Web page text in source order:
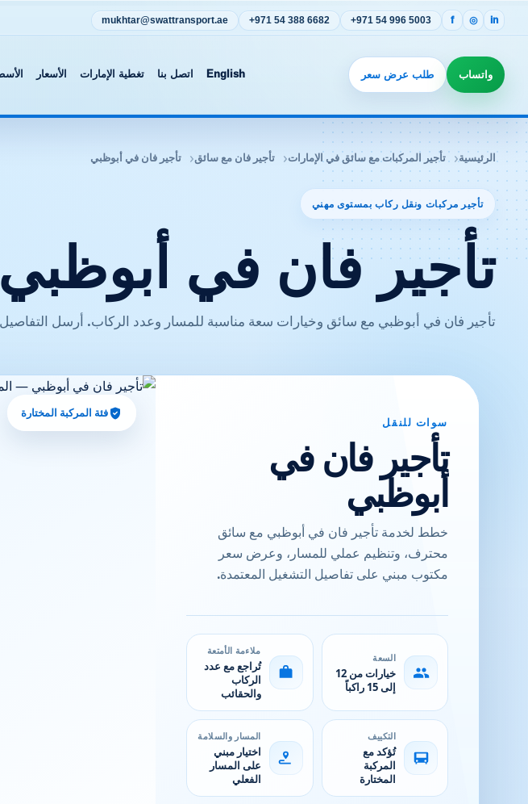
mukhtar@swattransport.ae +971 54 388 6682 +971 54 996 5003 f ◎ in
الأسعار تغطية الإمارات اتصل بنا English طلب عرض سعر واتساب
الرئيسية تأجير المركبات مع سائق في الإمارات تأجير فان مع سائق تأجير فان في أبوظبي
تأجير مركبات ونقل ركاب بمستوى مهني
تأجير فان في أبوظبي
تأجير فان في أبوظبي مع سائق وخيارات سعة مناسبة للمسار وعدد الركاب. أرسل
فئة المركبة المختارة
سوات للنقل
تأجير فان في
أبوظبي
خطط لخدمة تأجير فان في أبوظبي مع سائق
محترف، وتنظيم عملي للمسار، وعرض سعر
مكتوب مبني على تفاصيل التشغيل المعتمدة.
السعة
خيارات من 12
إلى 15 راكباً
ملاءمة الأمتعة
تُراجع مع عدد
الركاب
والحقائب
التكييف
تُؤكد مع
المركبة
المختارة
المسار والسلامة
اختيار مبني
على المسار
الفعلي